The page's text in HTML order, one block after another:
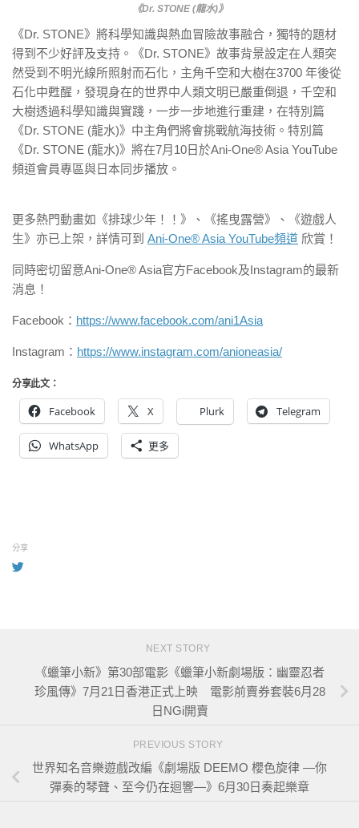
《Dr. STONE (龍水)》
《Dr. STONE》將科學知識與熱血冒險故事融合，獨特的題材
得到不少好評及支持。《Dr. STONE》故事背景設定在人類突
然受到不明光線所照射而石化，主角千空和大樹在3700 年後從
石化中甦醒，發現身在的世界中人類文明已嚴重倒退，千空和
大樹透過科學知識與實踐，一步一步地進行重建，在特別篇
《Dr. STONE (龍水)》中主角們將會挑戰航海技術。特別篇
《Dr. STONE (龍水)》將在7月10日於Ani-One® Asia YouTube
頻道會員專區與日本同步播放。
更多熱門動畫如《排球少年！！》、《搖曳露營》、《遊戲人
生》亦已上架，詳情可到 Ani-One® Asia YouTube頻道 欣賞！
同時密切留意Ani-One® Asia官方Facebook及Instagram的最新
消息！
Facebook： https://www.facebook.com/ani1Asia
Instagram： https://www.instagram.com/anioneasia/
分享此文：
Facebook X Plurk Telegram
WhatsApp 更多
分享
NEXT STORY
《蠟筆小新》第30部電影《蠟筆小新劇場版：幽靈忍者
珍風傳》7月21日香港正式上映 電影前賣券套裝6月28
日NGi開賣
PREVIOUS STORY
世界知名音樂遊戲改編《劇場版 DEEMO 櫻色旋律 —你
彈奏的琴聲、至今仍在迴響—》6月30日奏起樂章